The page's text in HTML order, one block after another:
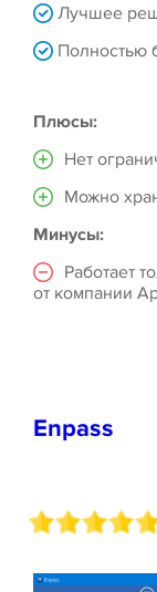
Лучшее
Полностью
Плюсы:
Нет
Можно
Минусы:
Работает
от компании
Enpass